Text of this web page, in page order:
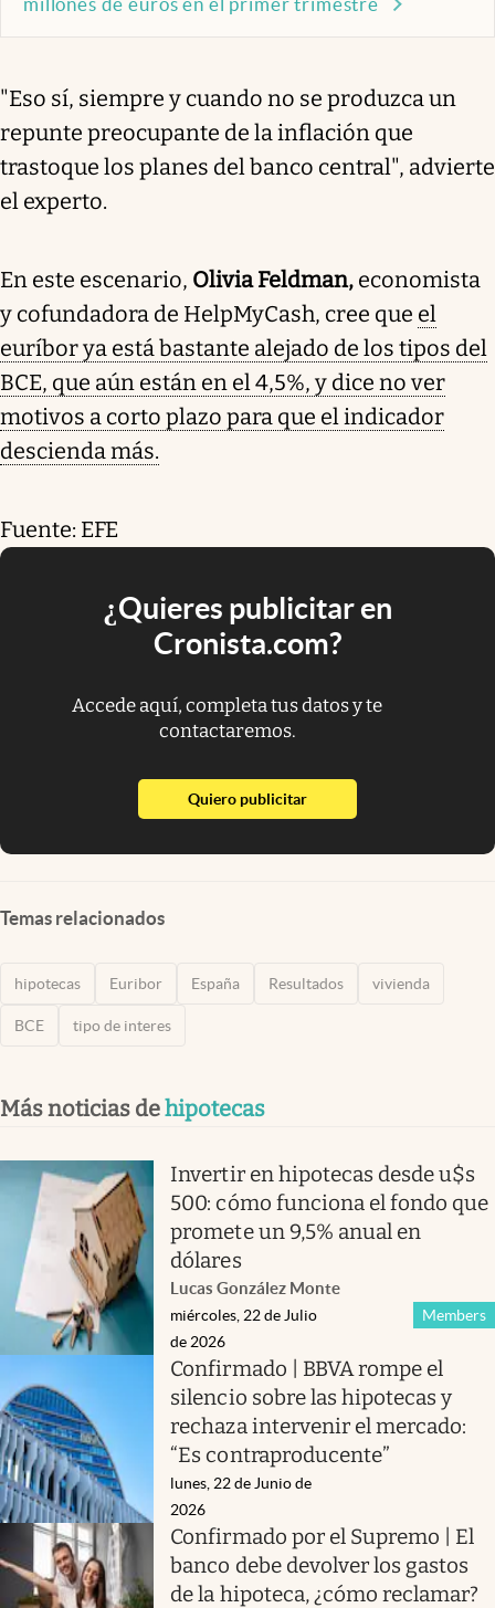
"Eso sí, siempre y cuando no se produzca un
repunte preocupante de la inflación que
trastoque los planes del banco central", advierte
el experto.
En este escenario, Olivia Feldman, economista
y cofundadora de HelpMyCash, cree que el
euríbor ya está bastante alejado de los tipos del
BCE, que aún están en el 4,5%, y dice no ver
motivos a corto plazo para que el indicador
descienda más.
Fuente: EFE
¿Quieres publicitar en
Cronista.com?
Accede aquí, completa tus datos y te
contactaremos.
Quiero publicitarabre en nueva pestaña
Temas relacionados
hipotecas Euribor España Resultados vivienda
BCE tipo de interes
Más noticias dehipotecas
Invertir en hipotecas desde u$s
500: cómo funciona el fondo que
promete un 9,5% anual en
dólares
Lucas González Monte
Members
miércoles, 22 de Julio
de 2026
Confirmado | BBVA rompe el
silencio sobre las hipotecas y
rechaza intervenir el mercado:
“Es contraproducente”
lunes, 22 de Junio de
2026
Confirmado por el Supremo | El
banco debe devolver los gastos
de la hipoteca, ¿cómo reclamar?